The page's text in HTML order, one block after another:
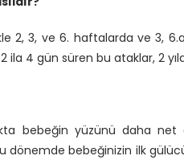
2, 3, ve 6. haftalarda ve 3,
4 gün süren bu ataklar, 2
bebeğin yüzünü daha net
bebeğinizin ilk